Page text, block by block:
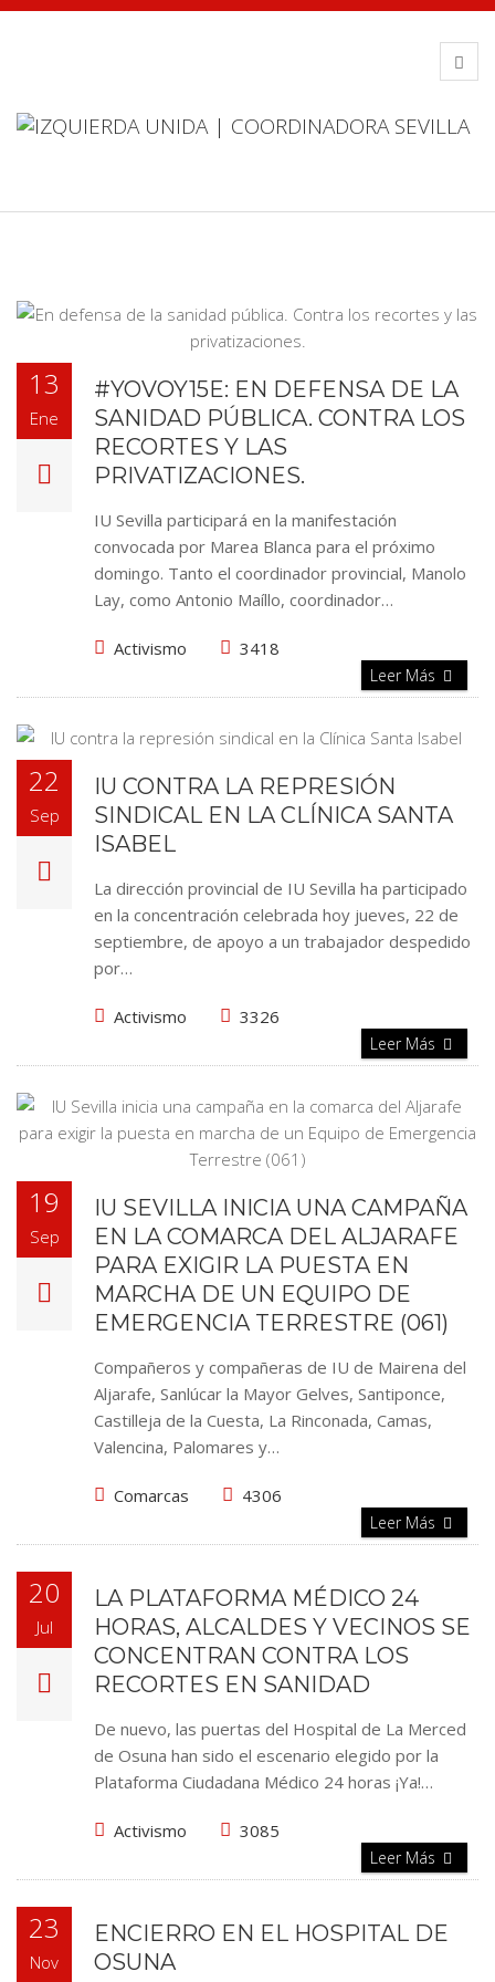
13
Ene
#YOVOY15E: EN DEFENSA DE LA
SANIDAD PÚBLICA. CONTRA LOS
RECORTES Y LAS
PRIVATIZACIONES.
IU Sevilla participará en la manifestación
convocada por Marea Blanca para el próximo
domingo. Tanto el coordinador provincial, Manolo
Lay, como Antonio Maíllo, coordinador…
Activismo 3418
Leer Más
22
Sep
IU CONTRA LA REPRESIÓN
SINDICAL EN LA CLÍNICA SANTA
ISABEL
La dirección provincial de IU Sevilla ha participado
en la concentración celebrada hoy jueves, 22 de
septiembre, de apoyo a un trabajador despedido
por…
Activismo 3326
Leer Más
19
Sep
IU SEVILLA INICIA UNA CAMPAÑA
EN LA COMARCA DEL ALJARAFE
PARA EXIGIR LA PUESTA EN
MARCHA DE UN EQUIPO DE
EMERGENCIA TERRESTRE (061)
Compañeros y compañeras de IU de Mairena del
Aljarafe, Sanlúcar la Mayor Gelves, Santiponce,
Castilleja de la Cuesta, La Rinconada, Camas,
Valencina, Palomares y…
Comarcas 4306
Leer Más
20
Jul
LA PLATAFORMA MÉDICO 24
HORAS, ALCALDES Y VECINOS SE
CONCENTRAN CONTRA LOS
RECORTES EN SANIDAD
De nuevo, las puertas del Hospital de La Merced
de Osuna han sido el escenario elegido por la
Plataforma Ciudadana Médico 24 horas ¡Ya!…
Activismo 3085
Leer Más
23
Nov
ENCIERRO EN EL HOSPITAL DE
OSUNA